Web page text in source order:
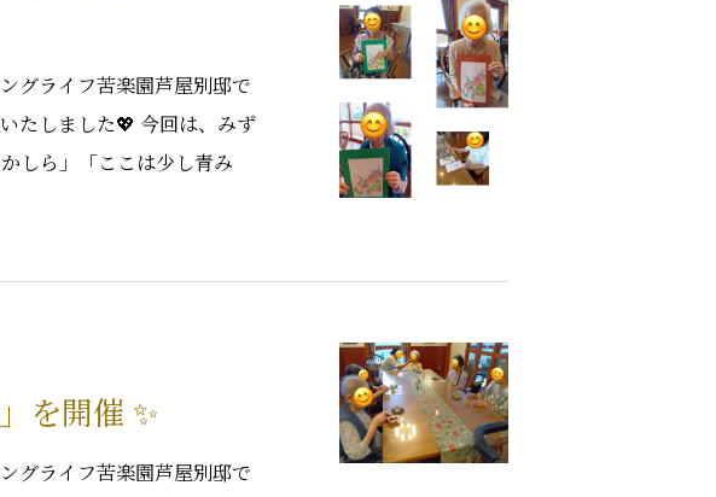
グライフ苦楽園芦屋別邸で
たしました💖 今回は、みず
しら」「ここは少し青み
を開催 ✨
グライフ苦楽園芦屋別邸で